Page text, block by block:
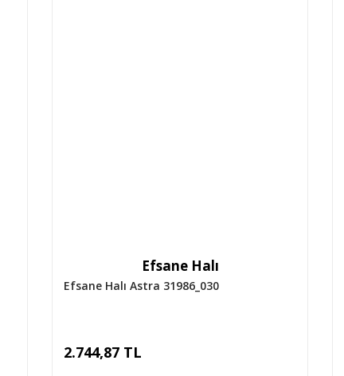
Efsane Halı
Efsane Halı Astra 31986_030
2.744,87 TL